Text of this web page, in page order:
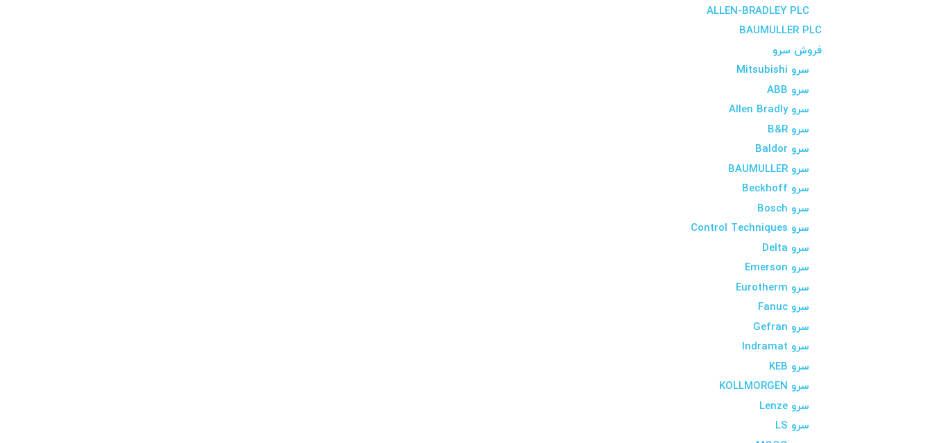
ALLEN-BRADLEY PLC
BAUMULLER PLC
فروش سرو
سرو Mitsubishi
سرو ABB
سرو Allen Bradly
سرو B&R
سرو Baldor
سرو BAUMULLER
سرو Beckhoff
سرو Bosch
سرو Control Techniques
سرو Delta
سرو Emerson
سرو Eurotherm
سرو Fanuc
سرو Gefran
سرو Indramat
سرو KEB
سرو KOLLMORGEN
سرو Lenze
سرو LS